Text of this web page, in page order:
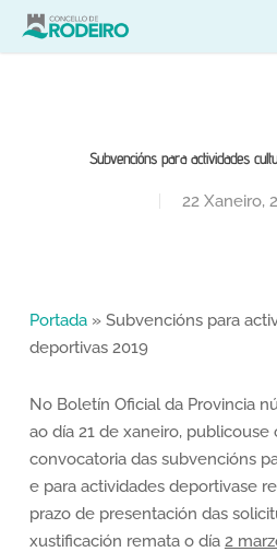
Skip
Subvencións para actividades
22 Xaneiro,
Portada» Subvencións para
deportivas 2019
No Boletín Oficial da Provincia
ao día 21 de xaneiro, publicouse
convocatoria das subvencións
e para actividades deportivase
prazo de presentación das
xustificación remata o día 2